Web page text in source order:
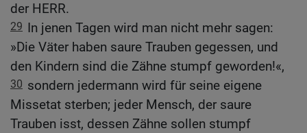
der HERR.
29 In jenen Tagen wird man nicht mehr sagen:
»Die Väter haben saure Trauben gegessen, und
den Kindern sind die Zähne stumpf geworden!«,
30 sondern jedermann wird für seine eigene
Missetat sterben; jeder Mensch, der saure
Trauben isst, dessen Zähne sollen stumpf